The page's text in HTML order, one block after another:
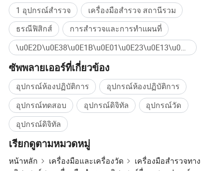
การขยายเสียง
ล่วงหน้า
ขยายหลัก
1 2 4 8 16 32 64 128 ครั้ง
รอบอก 050k Hz ( ฟิลเตอร์ตามลำดับชั้นโดยสาร ), full band ผ่าน 0400k Hz
การระงับ
สัญญาณรบกวน
≥80dB
ช่วงเวลาเก็บ
1μs
หมายเลข
ติดตาม
≤128
เวลาในการวาง
ซ้อน
1~9999 ครั้ง
โครไนซ์ มากหรือหายไป ( ไม่จำเป็น )
แหล่งจ่ายไฟ แบตเตอรี่ภายใน 12V9.6Ah แบบชาร์จไฟได้ ( หรือแหล่งจ่ายไฟ 12V ภายนอก ) ใช้งานได้ยาวนานกว่า 10 ชั่วโมง
พ็อกเก็ตพีซี
ระบบ Windows Mobile 6.0 พร้อมซอฟต์แวร์เช่น Word, Excel ฯลฯ , 320x240 True Color, 64MB Flash ROM/ 64MB
SDRAM/64MB การ์ด CF 2GB สามารถจัดเก็บข้อมูลที่สุ่มเก็บได้มากกว่า 200,000 ค่า , แบตเตอรี่แบบชาร์จใหม่ได้ 2
พอร์ต Bluetooth, พอร์ตอินฟราเรดและพอร์ตอนุกรม
1 อุปกรณ์สำรวจ
เครื่องมือสำรวจ สถานีรวม
ธรณีฟิสิกส์
การสำรวจและการทำแผนที่
\u0E2D\u0E38\u0E1B\u0E01\u0E23\u0E13\u0E4C\u0E41\u0E21\u0E48\u0E40\u0E2B\u0E25\u0E47\u0E01\u0E44\u0E1F\u0E1F\u0E49\u0E32\u0E0A\u0E31\u0E48\u0E27\u0E04\u0E23\u0E32\u0E27 ซื้อจำนวนมาก
ซัพพลายเออร์ที่เกี่ยวข้อง
อุปกรณ์ห้องปฏิบัติการ
อุปกรณ์ห้องปฏิบัติการ
อุปกรณ์ทดสอบ
อุปกรณ์ดิจิทัล
อุปกรณ์วัด
อุปกรณ์ดิจิทัล
เรียกดูตามหมวดหมู่
หน้าหลัก เครื่องมือและเครื่องวัด
เครื่องมือสำรวจทาง